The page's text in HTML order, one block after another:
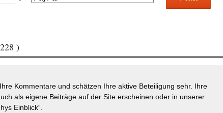
)
Kommentare und schätzen Ihre aktive Beteiligung sehr. Ihre
als eigene Beiträge auf der Site erscheinen oder in unserer
Einblick“.